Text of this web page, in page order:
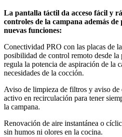
La pantalla táctil da acceso fácil y
controles de la campana además
nuevas funciones:
Conectividad PRO con las placas de
posibilidad de control remoto desde
regula la potencia de aspiración de la
necesidades de la cocción.
Aviso de limpieza de filtros y aviso
activo en recirculación para tener
la campana.
Renovación de aire instantánea o
sin humos ni olores en la cocina.